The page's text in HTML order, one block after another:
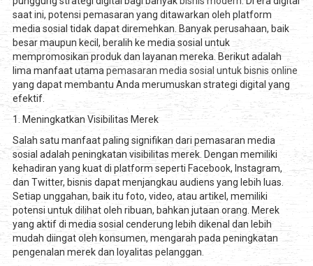
saat ini, potensi pemasaran yang ditawarkan oleh platform
media sosial tidak dapat diremehkan. Banyak perusahaan, baik
besar maupun kecil, beralih ke media sosial untuk
mempromosikan produk dan layanan mereka. Berikut adalah
lima manfaat utamapemasaran media sosial untuk bisnis online
yang dapat membantu Anda merumuskan strategi digital yang
efektif.
1. Meningkatkan Visibilitas Merek
Salah satu manfaat paling signifikan dari pemasaran media
sosial adalah peningkatan visibilitas merek. Dengan memiliki
kehadiran yang kuat di platform seperti Facebook, Instagram,
dan Twitter, bisnis dapat menjangkau audiens yang lebih luas.
Setiap unggahan, baik itu foto, video, atau artikel, memiliki
potensi untuk dilihat oleh ribuan, bahkan jutaan orang. Merek
yang aktif di media sosial cenderung lebih dikenal dan lebih
mudah diingat oleh konsumen, mengarah pada peningkatan
pengenalan merek dan loyalitas pelanggan.